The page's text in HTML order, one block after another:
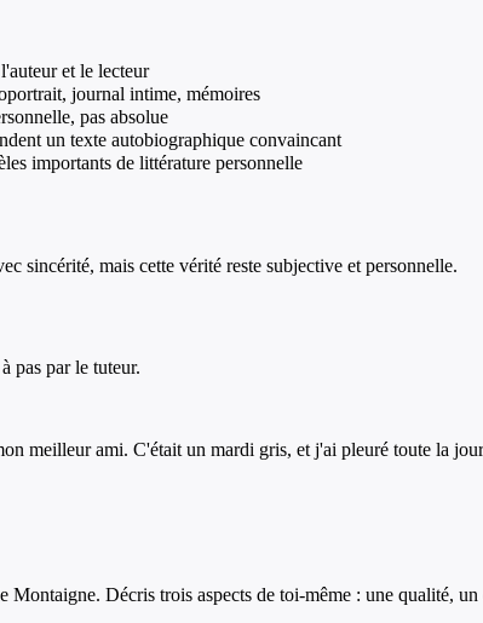
et le lecteur
journal intime, mémoires
pas absolue
un texte autobiographique convaincant
importants de littérature personnelle
sincérité, mais cette vérité reste subjective et personnelle.
pas par le tuteur.
meilleur ami. C'était un mardi gris, et j'ai pleuré toute la
Décris trois aspects de toi-même : une qualité,